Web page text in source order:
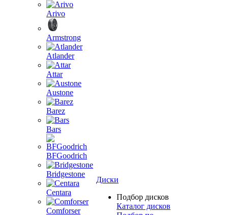
Arivo
Armstrong
Atlander
Attar
Austone
Barez
Bars
BFGoodrich
Bridgestone
Centara
Comforser
Диски
Подбор дисков
Каталог дисков